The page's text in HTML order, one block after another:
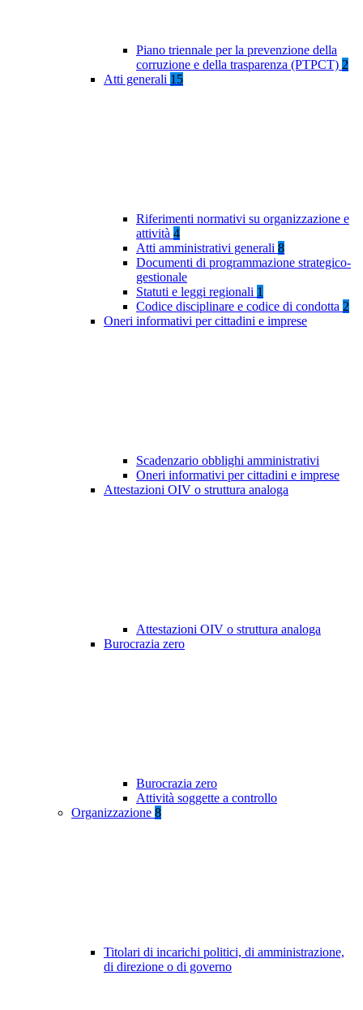
Piano triennale per la prevenzione della
corruzione e della trasparenza (PTPCT) 2
Atti generali 15
Riferimenti normativi su organizzazione e
attività 4
Atti amministrativi generali 8
Documenti di programmazione strategico-
gestionale
Statuti e leggi regionali 1
Codice disciplinare e codice di condotta 2
Oneri informativi per cittadini e imprese
Scadenzario obblighi amministrativi
Oneri informativi per cittadini e imprese
Attestazioni OIV o struttura analoga
Attestazioni OIV o struttura analoga
Burocrazia zero
Burocrazia zero
Attività soggette a controllo
Organizzazione 8
Titolari di incarichi politici, di amministrazione,
di direzione o di governo